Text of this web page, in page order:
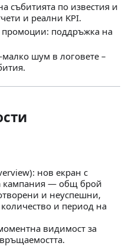
събитията по известия и
и реални KPI.
промоции: поддръжка на
шум в логовете –
нов екран с
кампания — общ брой
и неуспешни,
и период на
видимост за